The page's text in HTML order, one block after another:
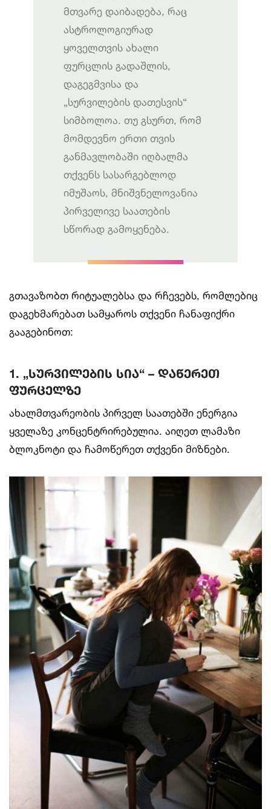
მთვარე დაიბადება, რაც
ასტროლოგიურად
ყოველთვის ახალი
ფურცლის გადაშლის,
დაგეგმვისა და
„სურვილების დათესვის“
სიმბოლოა. თუ გსურთ, რომ
მომდევნო ერთი თვის
განმავლობაში იღბალმა
თქვენს სასარგებლოდ
იმუშაოს, მნიშვნელოვანია
პირველივე საათების
სწორად გამოყენება.
გთავაზობთ რიტუალებსა და რჩევებს, რომლებიც
დაგეხმარებათ სამყაროს თქვენი ჩანაფიქრი
გააგებინოთ:
1. „სურვილების სია“ – დაწერეთ
ფურცელზე
ახალმთვარეობის პირველ საათებში ენერგია
ყველაზე კონცენტრირებულია. აიღეთ ლამაზი
ბლოკნოტი და ჩამოწერეთ თქვენი მიზნები.